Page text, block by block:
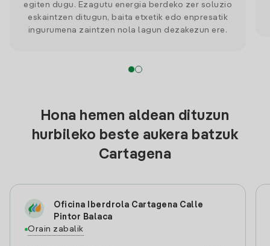
egiten dugu. Ezagutu energia berdeko zer soluzio
eskaintzen ditugun, baita etxetik edo enpresatik
ingurumena zaintzen nola lagun dezakezun ere.
Hona hemen aldean dituzun
hurbileko beste aukera batzuk
Cartagena
Oficina Iberdrola Cartagena Calle
Pintor Balaca
Orain zabalik